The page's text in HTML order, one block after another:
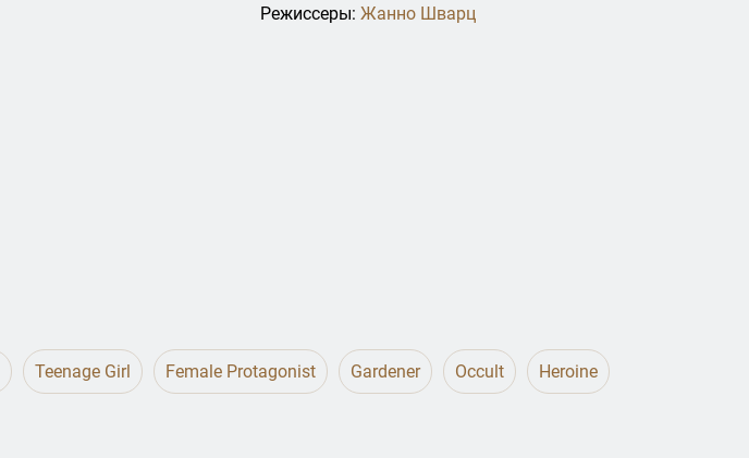
Режиссеры:Жанно Шварц
Teenage Girl Female Protagonist Gardener Occult Heroine